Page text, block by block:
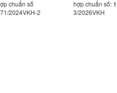
2
hợp chuẩn số: 100-